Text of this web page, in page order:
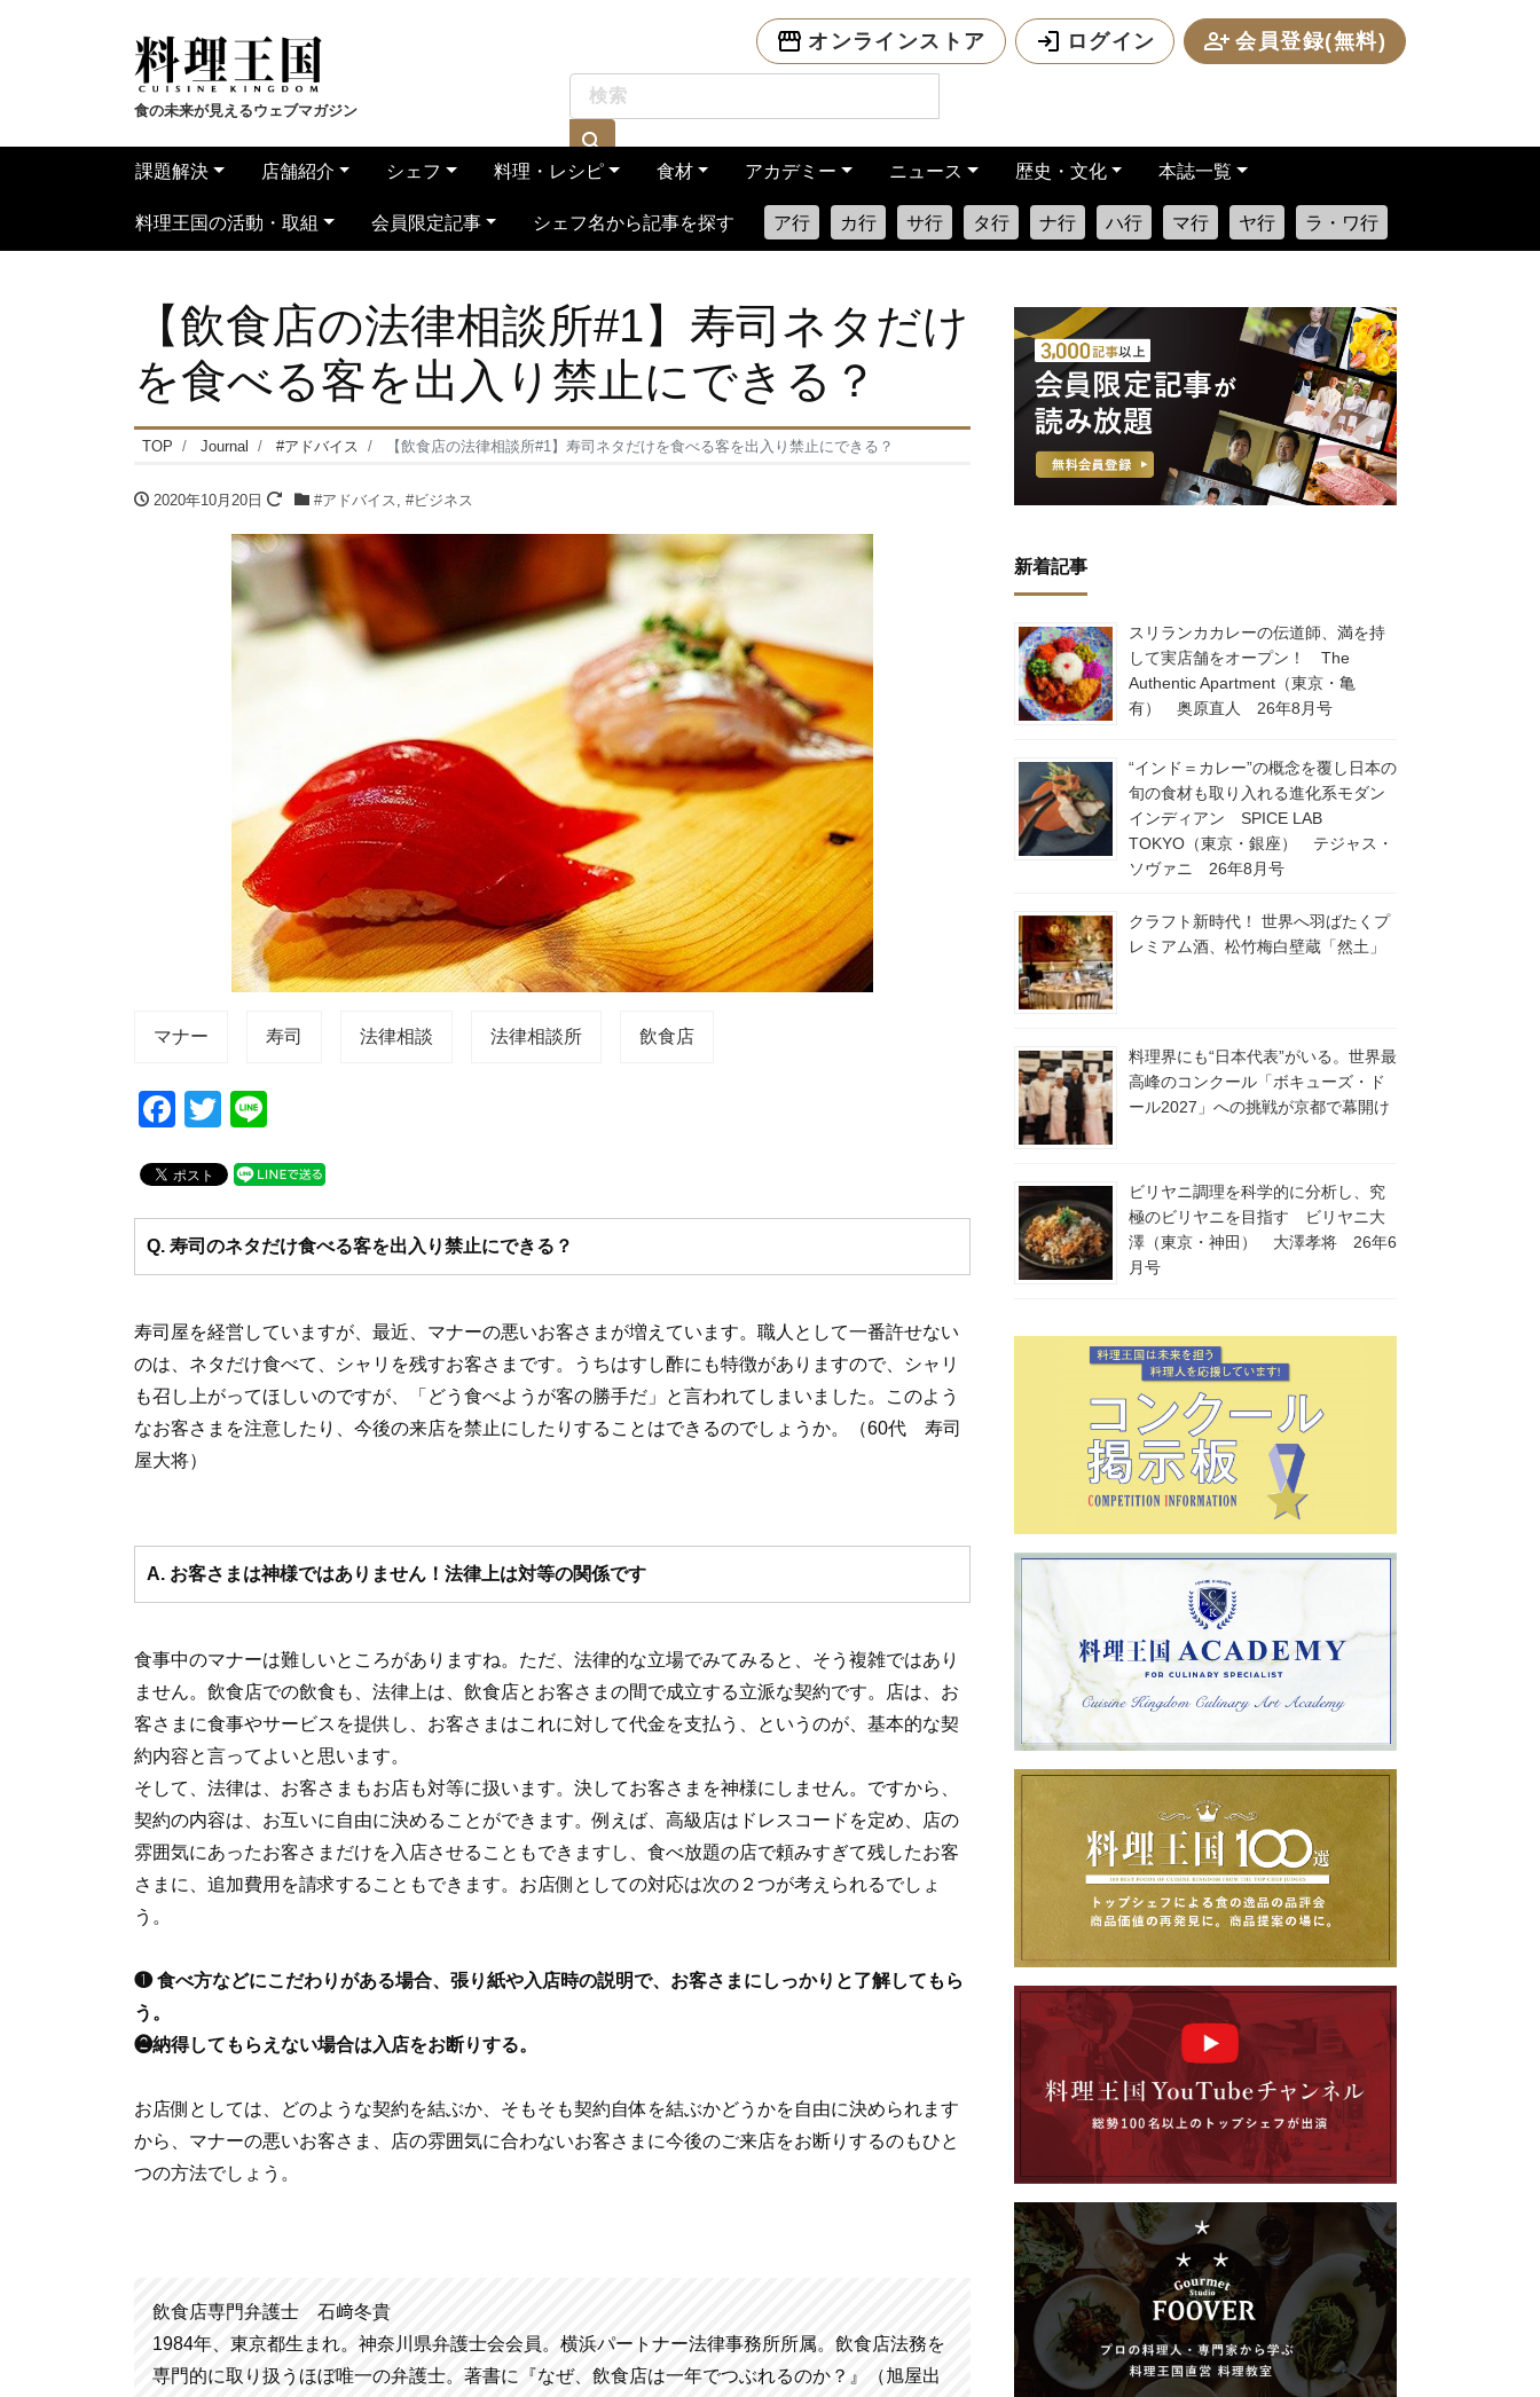
食の未来が見えるウェブマガジン
オンラインストア ログイン 会員登録(無料)
課題解決 店舗紹介 シェフ 料理・レシピ 食材 アカデミー ニュース 歴史・文化 本誌一覧
料理王国の活動・取組 会員限定記事 シェフ名から記事を探す ア行 カ行 サ行 タ行 ナ行 ハ行 マ行 ヤ行 ラ・ワ行
【飲食店の法律相談所#1】寿司ネタだけ
を食べる客を出入り禁止にできる？
TOP Journal #アドバイス 【飲食店の法律相談所#1】寿司ネタだけを食べる客を出入り禁止にできる？
2020年10月20日 #アドバイス, #ビジネス
マナー 寿司 法律相談 法律相談所 飲食店
F
c
e
b
o
k
T
tt
er
e
Q. 寿司のネタだけ食べる客を出入り禁止にできる？
寿司屋を経営していますが、最近、マナーの悪いお客さまが増えています。職人として一番許せない
のは、ネタだけ食べて、シャリを残すお客さまです。うちはすし酢にも特徴がありますので、シャリ
も召し上がってほしいのですが、「どう食べようが客の勝手だ」と言われてしまいました。このよう
なお客さまを注意したり、今後の来店を禁止にしたりすることはできるのでしょうか。（60代 寿司
屋大将）
A. お客さまは神様ではありません！法律上は対等の関係です
食事中のマナーは難しいところがありますね。ただ、法律的な立場でみてみると、そう複雑ではあり
ません。飲食店での飲食も、法律上は、飲食店とお客さまの間で成立する立派な契約です。店は、お
客さまに食事やサービスを提供し、お客さまはこれに対して代金を支払う、というのが、基本的な契
約内容と言ってよいと思います。
そして、法律は、お客さまもお店も対等に扱います。決してお客さまを神様にしません。ですから、
契約の内容は、お互いに自由に決めることができます。例えば、高級店はドレスコードを定め、店の
雰囲気にあったお客さまだけを入店させることもできますし、食べ放題の店で頼みすぎて残したお客
さまに、追加費用を請求することもできます。お店側としての対応は次の２つが考えられるでしょ
う。
❶ 食べ方などにこだわりがある場合、張り紙や入店時の説明で、お客さまにしっかりと了解してもら
う。
❷納得してもらえない場合は入店をお断りする。
お店側としては、どのような契約を結ぶか、そもそも契約自体を結ぶかどうかを自由に決められます
から、マナーの悪いお客さま、店の雰囲気に合わないお客さまに今後のご来店をお断りするのもひと
つの方法でしょう。
飲食店専門弁護士 石﨑冬貴
1984年、東京都生まれ。神奈川県弁護士会会員。横浜パートナー法律事務所所属。飲食店法務を
専門的に取り扱うほぼ唯一の弁護士。著書に『なぜ、飲食店は一年でつぶれるのか？』（旭屋出
新着記事
スリランカカレーの伝道師、満を持
して実店舗をオープン！ The
Authentic Apartment（東京・亀
有） 奥原直人 26年8月号
“インド＝カレー”の概念を覆し日本の
旬の食材も取り入れる進化系モダン
インディアン SPICE LAB
TOKYO（東京・銀座） テジャス・
ソヴァニ 26年8月号
クラフト新時代！ 世界へ羽ばたくプ
レミアム酒、松竹梅白壁蔵「然土」
料理界にも“日本代表”がいる。世界最
高峰のコンクール「ボキューズ・ド
ール2027」への挑戦が京都で幕開け
ビリヤニ調理を科学的に分析し、究
極のビリヤニを目指す ビリヤニ大
澤（東京・神田） 大澤孝将 26年6
月号